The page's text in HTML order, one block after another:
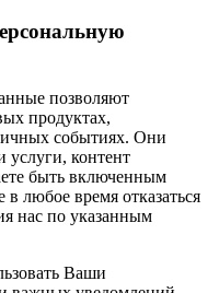
позволяют
продуктах,
событиях. Они
услуги, контент
быть включенным
любое время отказаться
нас по указанным
Ваши